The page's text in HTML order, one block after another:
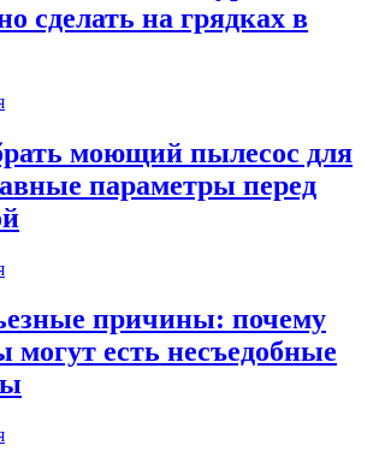
сделать на грядках в
моющий пылесос для
параметры перед
причины: почему
могут есть несъедобные